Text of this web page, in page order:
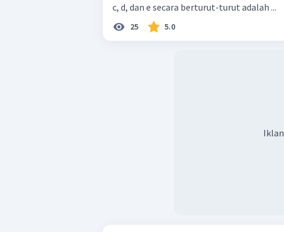
c, d, dan e secara berturut-turut adalah ...
25 5.0
Iklan